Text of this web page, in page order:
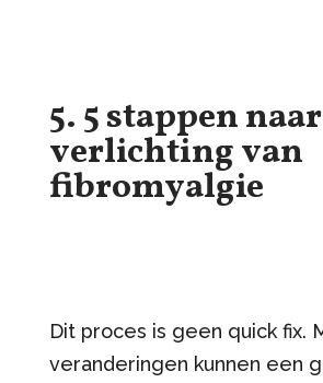
5. 5 stappen naar
verlichting van
fibromyalgie
Dit proces is geen quick fix.
veranderingen kunnen een